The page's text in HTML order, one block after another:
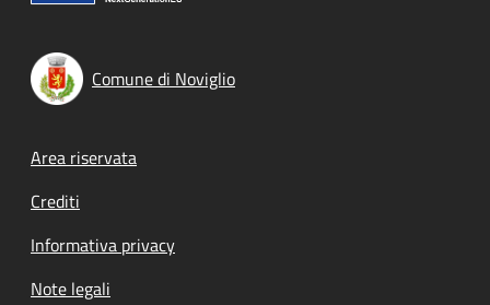
Comune di Noviglio
Footer menu
Area riservata
Crediti
Informativa privacy
Note legali